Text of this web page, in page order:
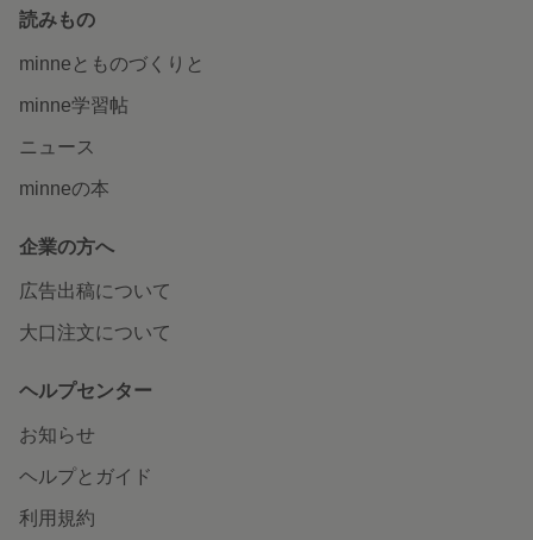
読みもの
minneとものづくりと
minne学習帖
ニュース
minneの本
企業の方へ
広告出稿について
大口注文について
ヘルプセンター
お知らせ
ヘルプとガイド
利用規約